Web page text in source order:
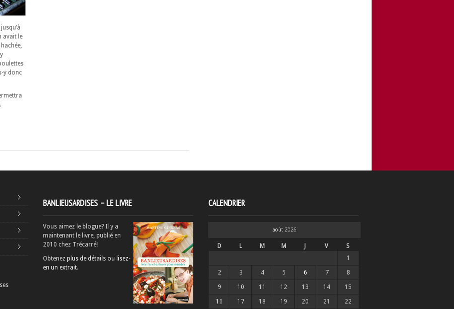
avait le
y donc
BANLIEUSARDISES – LE LIVRE
Vous aimez le blogue? Il y a
maintenant le livre, publié en
2010 chez Trécarré!
Obtenez plus de détails ou lisez-
en un extrait.
CALENDRIER
août 2026
D L M M V
S
1
2 3 4 5 6 7 8
9 10 11 12 13 14 15
16 17 18 19 20 21 22